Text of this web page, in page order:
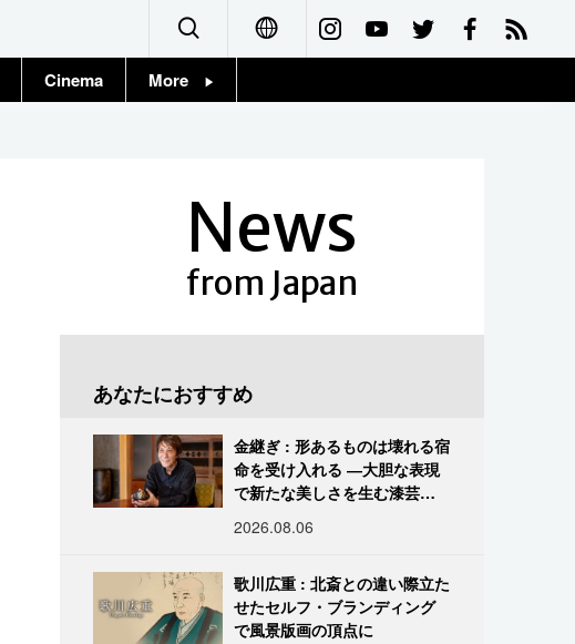
Français
Cinema More
News
from Japan
あなたにおすすめ
金継ぎ : 形あるものは壊れる宿
命を受け入れる ―大胆な表現
で新たな美しさを生む漆芸修
2026.08.06
歌川広重 : 北斎との違い際立た
せたセルフ・ブランディング
で風景版画の頂点に